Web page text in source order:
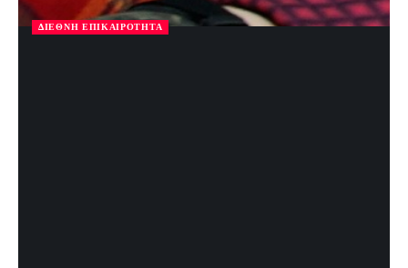
ΔΙΕΘΝΉ ΕΠΙΚΑΙΡΌΤΗΤΑ